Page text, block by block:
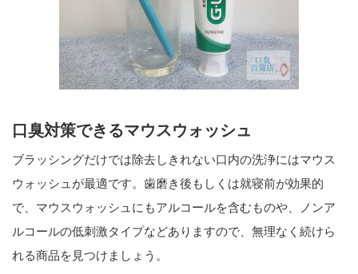
口臭対策できるマウスウォッシュ
ブラッシングだけでは除去しきれない口内の洗浄にはマウス
ウォッシュが最適です。歯磨き後もしくは就寝前が効果的
で、マウスウォッシュにもアルコールを含むものや、ノンア
ルコールの低刺激タイプなどありますので、無理なく続けら
れる商品を見つけましょう。